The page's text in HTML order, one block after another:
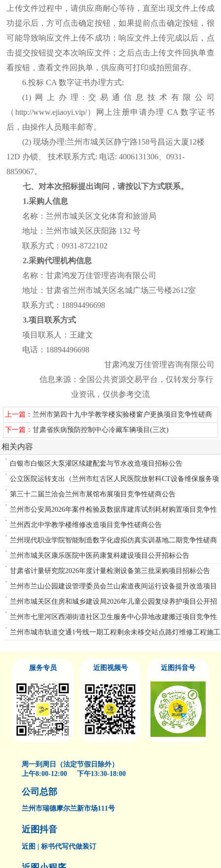
上传文件过程中，请供应商耐心等待，直至出现文件上传成
功提示后，方可点击确定按钮，如果提前点击确定按钮，很
可能导致响应文件上传不成功；响应文件上传完成以后，点
击提交按钮提交本次响应文件；之后点击上传文件回执单查
看按钮，查看文件回执单，供应商可打印或拍照留存。
6.投标 CA 数字证书办理方式:
(1)网上办理:交易通信息技术有限公司
（http://www.ejiaoyi.vip/）网上注册申请办理 CA 数字证书
后，由操作人员顺丰邮寄。
(2) 现场办理:兰州市城关区静宁路158号昌运大厦12楼
12D 办锁、 技术联系方式: 电话: 4006131306、0931-
8859067。
七、对本次招标提出询问，请按以下方式联系。
1.采购人信息
名称：兰州市城关区文化体育和旅游局
地址：兰州市城关区庆阳路 132 号
联系方式：0931-8722102
2.采购代理机构信息
名称：甘肃鸿发万佳管理咨询有限公司
地址：甘肃省兰州市城关区名城广场三号楼2612室
联系方式： 18894496698
3.项目联系方式
项目联系人： 王建文
电话： 18894496698
甘肃鸿发万佳管理咨询有限公司
信息来源：全国公共资源交易平台，仅转发分享行
业资讯，仅供参考交流
上一篇： 兰州市第四十九中学教学楼实验楼窗户更换项目竞争性磋商
公告
下一篇：甘肃省疾病预防控制中心冷藏车辆项目(三次)
相关内容
白银市白银区大泵灌区续建配套与节水改造项目招标公告
公立医院运转支出（兰州市红古区人民医院放射科CT设备维保服务项
目）
第三十二届兰洽会兰州市展馆布展项目竞争性磋商公告
兰州市公安局2026年案件检验及数据库建库试剂耗材购置项目竞争性
磋商公告
兰州西北中学教学楼维修改造项目竞争性磋商公告
兰州现代职业学院智能制造数字化虚拟仿真实训基地二期竞争性磋商
公告
兰州市城关区康乐医院中医药康复科建设项目公开招标公告
甘肃省计量研究院2026年度计量检测设备第三批采购项目招标公告
兰州市兰山公园建设管理委员会兰山索道夜间运行设备提升改造项目
单一来源公告
兰州市城关区住房和城乡建设局2026年儿童公园复绿养护项目公开招
标公告
兰州市七里河区西湖街道社区卫生服务中心异地改建搬迁项目竞争性
磋商公告
兰州市城市轨道交通1号线一期工程剩余未移交站点路灯维修工程施工
服务专员 近图视频号 近图抖音号
周一到周日（法定节假日除外）
上午8:00-12:00 下午13:30-18:00
公司总部
兰州市瑞德摩尔兰新市场111号
近图抖音
近图 | 标书代写代做装订